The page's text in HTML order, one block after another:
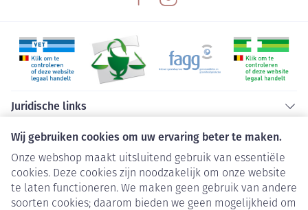
Wij gebruiken cookies om uw ervaring beter te maken.
Onze webshop maakt uitsluitend gebruik van essentiële
cookies. Deze cookies zijn noodzakelijk om onze website
te laten functioneren. We maken geen gebruik van andere
soorten cookies; daarom bieden we geen mogelijkheid om
Juridische links